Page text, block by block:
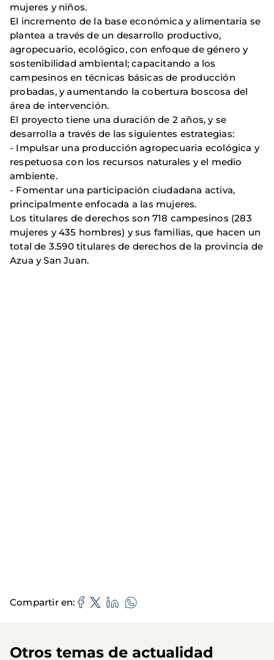
mujeres y niños.
El incremento de la base económica y alimentaria se
plantea a través de un desarrollo productivo,
agropecuario, ecológico, con enfoque de género y
sostenibilidad ambiental; capacitando a los
campesinos en técnicas básicas de producción
probadas, y aumentando la cobertura boscosa del
área de intervención.
El proyecto tiene una duración de 2 años, y se
desarrolla a través de las siguientes estrategias:
- Impulsar una producción agropecuaria ecológica y
respetuosa con los recursos naturales y el medio
ambiente.
- Fomentar una participación ciudadana activa,
principalmente enfocada a las mujeres.
Los titulares de derechos son 718 campesinos (283
mujeres y 435 hombres) y sus familias, que hacen un
total de 3.590 titulares de derechos de la provincia de
Azua y San Juan.
Compartir en
Otros temas de actualidad